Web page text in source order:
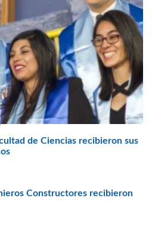
de Ciencias recibieron sus
Constructores recibieron